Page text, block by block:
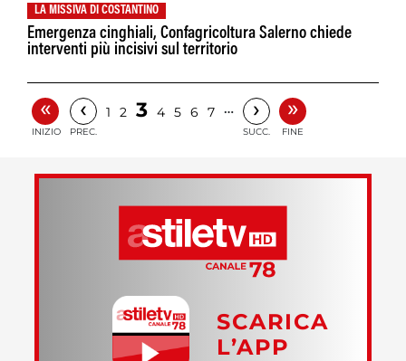
LA MISSIVA DI COSTANTINO
Emergenza cinghiali, Confagricoltura Salerno chiede
interventi più incisivi sul territorio
«
INIZIO
‹
PREC.
1 2 3 4 5 6 7 … ›
SUCC.
»
FINE
SCARICA
L’APP